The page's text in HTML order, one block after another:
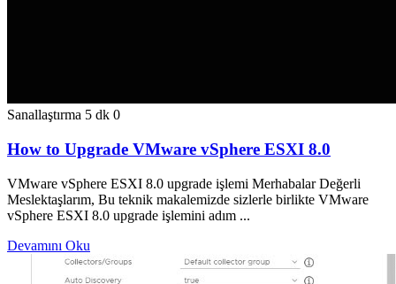
Sanallaştırma 5 dk 0
How to Upgrade VMware vSphere ESXI 8.0
VMware vSphere ESXI 8.0 upgrade işlemi Merhabalar Değerli
Meslektaşlarım, Bu teknik makalemizde sizlerle birlikte VMware
vSphere ESXI 8.0 upgrade işlemini adım ...
Devamını Oku